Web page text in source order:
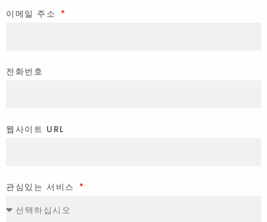
이메일 주소
전화번호
웹사이트 URL
관심있는 서비스